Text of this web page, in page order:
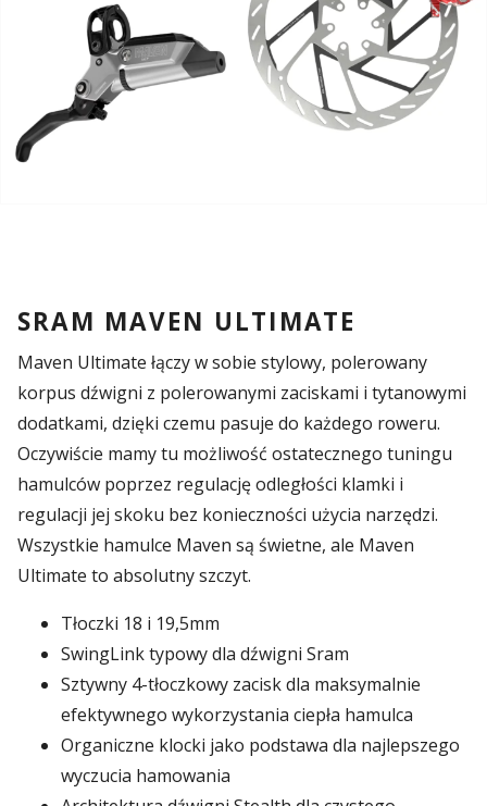
SRAM MAVEN ULTIMATE
Maven Ultimate łączy w sobie stylowy, polerowany
korpus dźwigni z polerowanymi zaciskami i tytanowymi
dodatkami, dzięki czemu pasuje do każdego roweru.
Oczywiście mamy tu możliwość ostatecznego tuningu
hamulców poprzez regulację odległości klamki i
regulacji jej skoku bez konieczności użycia narzędzi.
Wszystkie hamulce Maven są świetne, ale Maven
Ultimate to absolutny szczyt.
Tłoczki 18 i 19,5mm
SwingLink typowy dla dźwigni Sram
Sztywny 4-tłoczkowy zacisk dla maksymalnie
efektywnego wykorzystania ciepła hamulca
Organiczne klocki jako podstawa dla najlepszego
wyczucia hamowania